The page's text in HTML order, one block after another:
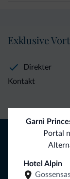
Garnì
Portal
Hotel Alpin
Exklusive
Direkter
Kontakt